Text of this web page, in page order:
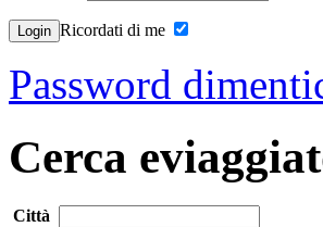
Ricordati di me
Password
Cerca
Città